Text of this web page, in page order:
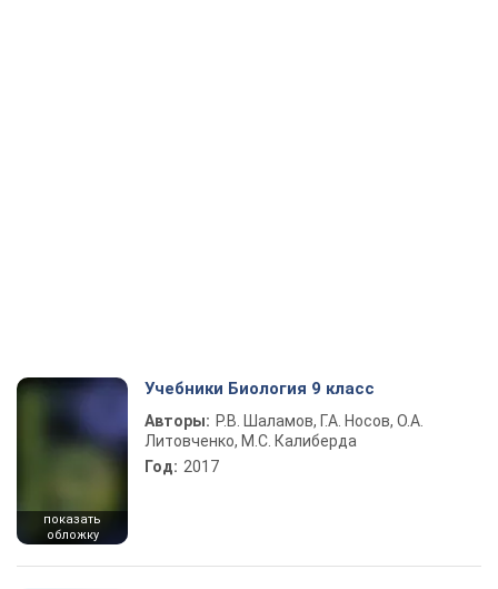
показать
обложку
Учебники Биология 9 класс
Авторы: Р.В. Шаламов, Г.А. Носов, О.А.
Литовченко, М.С. Калиберда
Год: 2017